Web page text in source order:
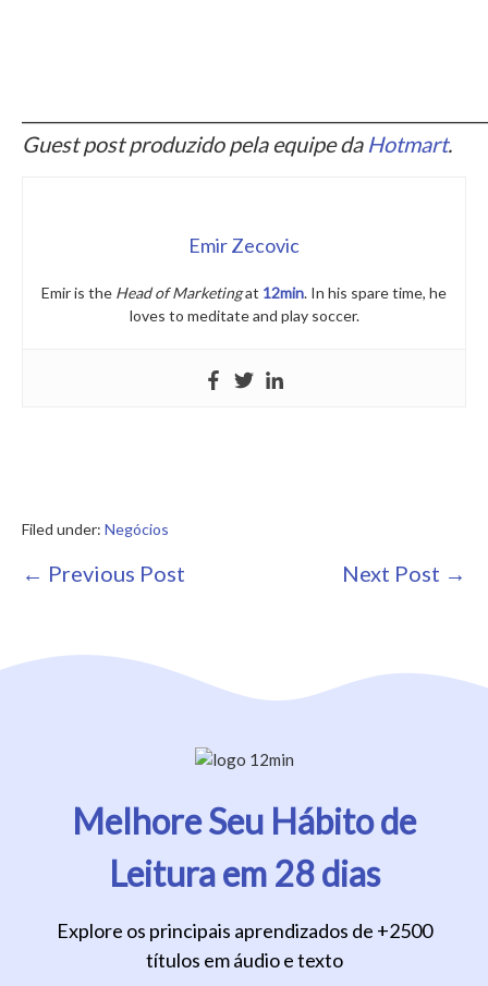
Guest post produzido pela equipe da Hotmart.
Emir Zecovic
Emir is the Head of Marketingat 12min. In his spare time, he
loves to meditate and play soccer.
Filed under: Negócios
Post
← Previous Post Next Post →
Melhore Seu Hábito de
Leitura em 28 dias
Explore os principais aprendizados de +2500
títulos em áudio e texto